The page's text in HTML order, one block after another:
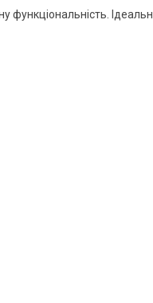
функціональність.